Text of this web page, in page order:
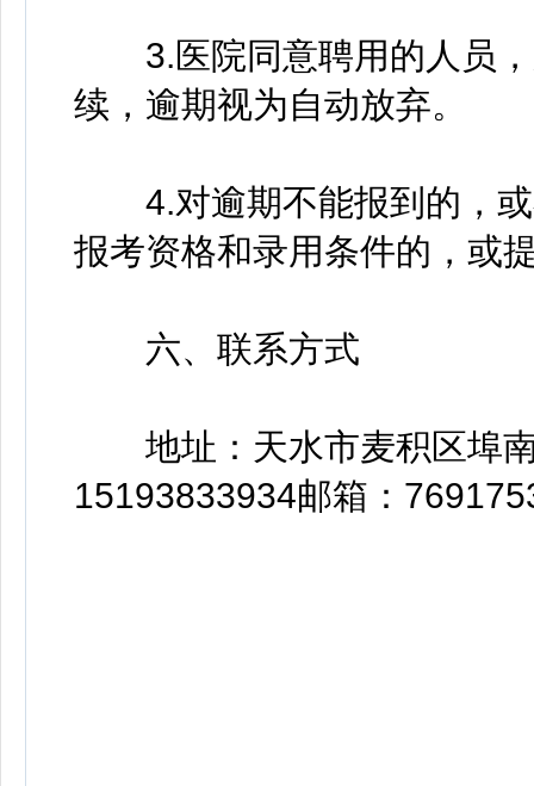
3.医院同意聘用的人员，
续，逾期视为自动放弃。
4.对逾期不能报到的，或
报考资格和录用条件的，或
六、联系方式
地址：天水市麦积区埠南
15193833934邮箱：